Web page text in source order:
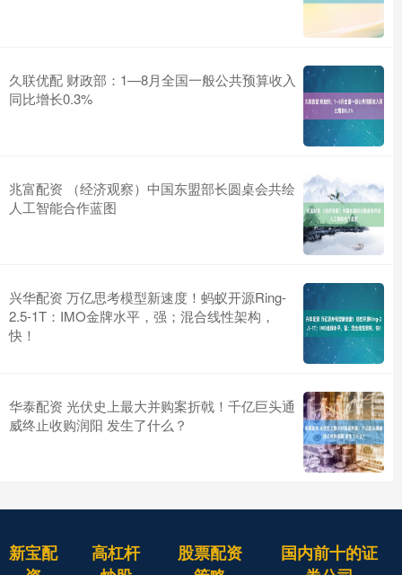
久联优配 财政部：1—8月全国一般公共预算收入
同比增长0.3%
兆富配资 （经济观察）中国东盟部长圆桌会共绘
人工智能合作蓝图
兴华配资 万亿思考模型新速度！蚂蚁开源Ring-
2.5-1T：IMO金牌水平，强；混合线性架构，
快！
华泰配资 光伏史上最大并购案折戟！千亿巨头通
威终止收购润阳 发生了什么？
新宝配
高杠杆
股票配资
国内前十的证